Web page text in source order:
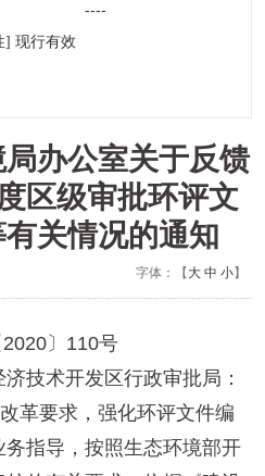
----
] 现行有效
办公室关于反馈
区级审批环评文
关情况的通知
字体：【 大 中 小】
〕110号
技术开发区行政审批局：
革要求，强化环评文件编
指导，按照生态环境部开